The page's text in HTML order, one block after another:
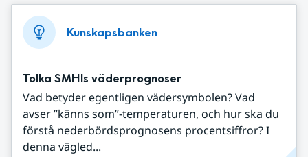
Kunskapsbanken
Tolka SMHIs väderprognoser
Vad betyder egentligen vädersymbolen? Vad
avser ”känns som”-temperaturen, och hur ska du
förstå nederbördsprognosens procentsiffror? I
denna vägled...